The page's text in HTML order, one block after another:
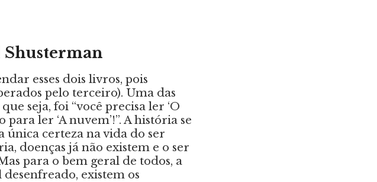
Shusterman
esses dois livros, pois
pelo terceiro). Uma das
seja, foi “você precisa ler ‘O
ler ‘A nuvem’!”. A história se
única certeza na vida do ser
doenças já não existem e o ser
para o bem geral de todos, a
existem os